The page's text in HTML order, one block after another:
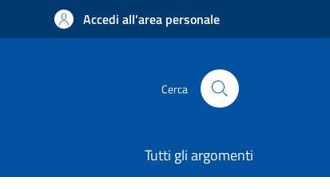
Accedi all'area personale
Cerca
Tutti gli argomenti